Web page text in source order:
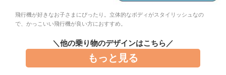
らせ
飛行機が好きなお子さまにぴったり。立体的なボディがスタイリッシュなの
で、かっこいい飛行機が良い方におすすめ。
＼他の乗り物のデザインはこちら／
もっと見る